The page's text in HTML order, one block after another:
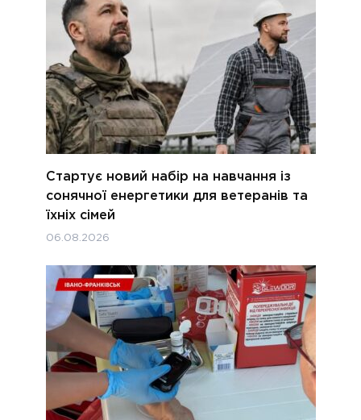
Стартує новий набір на навчання із
сонячної енергетики для ветеранів та
їхніх сімей
06.08.2026